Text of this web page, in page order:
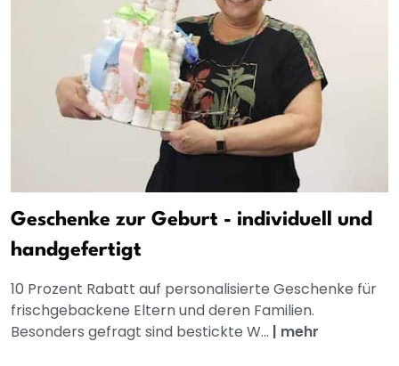
Geschenke zur Geburt - individuell und
handgefertigt
10 Prozent Rabatt auf personalisierte Geschenke für
frischgebackene Eltern und deren Familien.
Besonders gefragt sind bestickte W... | mehr